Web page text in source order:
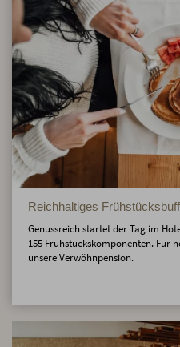
Reichhaltiges
Genussreich startet der Tag im
155 Frühstückskomponenten. Für
unsere Verwöhnpension.